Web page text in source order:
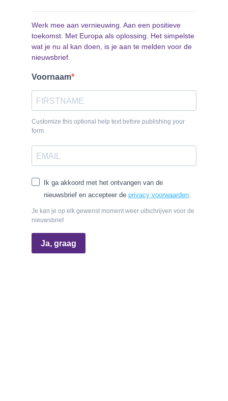
Werk mee aan vernieuwing. Aan een positieve
toekomst. Met Europa als oplossing. Het simpelste
wat je nu al kan doen, is je aan te melden voor de
nieuwsbrief.
Voornaam
Customize this optional help text before publishing your
form.
Ik ga akkoord met het ontvangen van de
nieuwsbrief en accepteer de privacy voorwaarden.
Je kan je op elk gewenst moment weer uitschrijven voor de
nieuwsbrief
Ja, graag